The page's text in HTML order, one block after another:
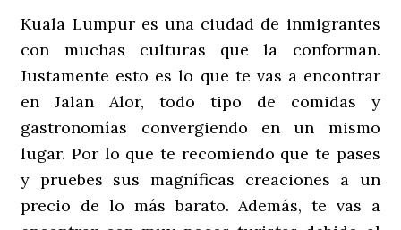
Kuala Lumpur es una ciudad de inmigrantes
con muchas culturas que la conforman.
Justamente esto es lo que te vas a encontrar
en Jalan Alor, todo tipo de comidas y
gastronomías convergiendo en un mismo
lugar. Por lo que te recomiendo que te pases
y pruebes sus magníficas creaciones a un
precio de lo más barato. Además, te vas a